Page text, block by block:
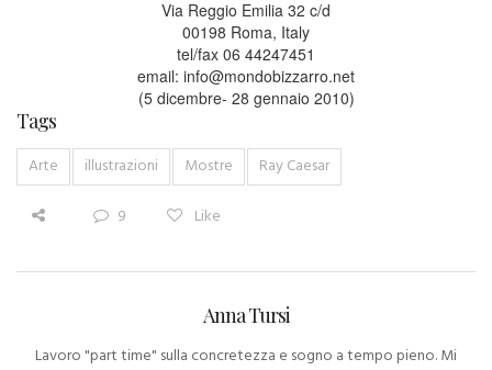
Via Reggio Emilia 32 c/d
00198 Roma, Italy
tel/fax 06 44247451
email: info@mondobizzarro.net
(5 dicembre- 28 gennaio 2010)
Tags
Arte illustrazioni Mostre
Ray Caesar
9
Like
Anna Tursi
Lavoro "part time" sulla concretezza e sogno a tempo pieno. Mi